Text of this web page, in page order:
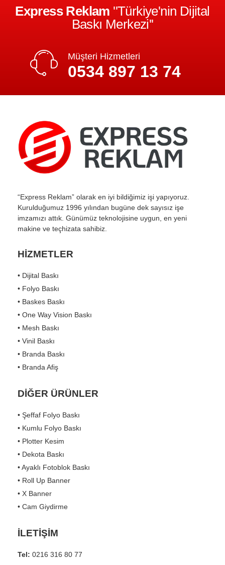
Express Reklam ''Türkiye'nin Dijital
Baskı Merkezi''
Müşteri Hizmetleri
0534 897 13 74
“Express Reklam” olarak en iyi bildiğimiz işi yapıyoruz.
Kurulduğumuz 1996 yılından bugüne dek sayısız işe
imzamızı attık. Günümüz teknolojisine uygun, en yeni
makine ve teçhizata sahibiz.
HİZMETLER
• Dijital Baskı
• Folyo Baskı
• Baskes Baskı
• One Way Vision Baskı
• Mesh Baskı
• Vinil Baskı
• Branda Baskı
• Branda Afiş
DİĞER ÜRÜNLER
• Şeffaf Folyo Baskı
• Kumlu Folyo Baskı
• Plotter Kesim
• Dekota Baskı
• Ayaklı Fotoblok Baskı
• Roll Up Banner
• X Banner
• Cam Giydirme
İLETİŞİM
Tel: 0216 316 80 77